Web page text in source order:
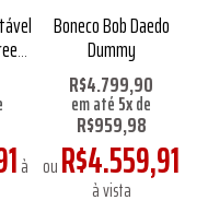
à
Boneco Bob Daedo
Dummy
R$4.799,90
em até5xde
R$959,98
ouR$4.559,91
à vista